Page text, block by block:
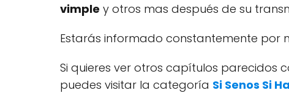
vimple y otros mas después de su
Estarás informado constantemente por
Si quieres ver otros capítulos parecidos
puedes visitar la categoría Si Senos Si